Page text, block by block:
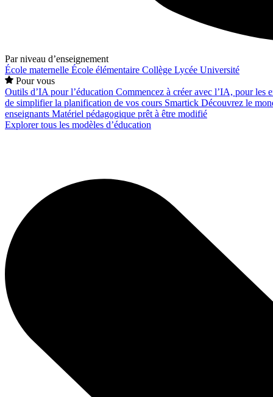
Par niveau d’enseignement
École maternelle École élémentaire Collège Lycée Université
Pour vous
Outils d’IA pour l’éducation Commencez à créer avec l’IA, pour les
de simplifier la planification de vos cours Smartick Découvrez le
enseignants Matériel pédagogique prêt à être modifié
Explorer tous les modèles d’éducation